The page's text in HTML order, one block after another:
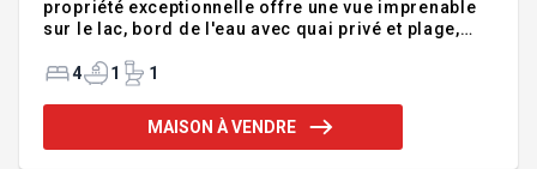
propriété exceptionnelle offre une vue imprenable
sur le lac, bord de l'eau avec quai privé et plage,
détente. À l'intérieur, vous trouverez un décor
chambres confortables et des salles de bain au
style rustique chic. À quelques minutes de North
4 1 1
MAISON À VENDRE